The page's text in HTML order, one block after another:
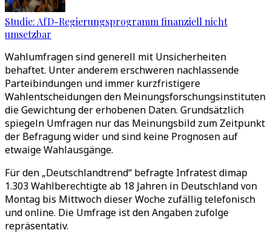
Studie: AfD-Regierungsprogramm finanziell nicht
umsetzbar
Wahlumfragen sind generell mit Unsicherheiten
behaftet. Unter anderem erschweren nachlassende
Parteibindungen und immer kurzfristigere
Wahlentscheidungen den Meinungsforschungsinstituten
die Gewichtung der erhobenen Daten. Grundsätzlich
spiegeln Umfragen nur das Meinungsbild zum Zeitpunkt
der Befragung wider und sind keine Prognosen auf
etwaige Wahlausgänge.
Für den „Deutschlandtrend“ befragte Infratest dimap
1.303 Wahlberechtigte ab 18 Jahren in Deutschland von
Montag bis Mittwoch dieser Woche zufällig telefonisch
und online. Die Umfrage ist den Angaben zufolge
repräsentativ.